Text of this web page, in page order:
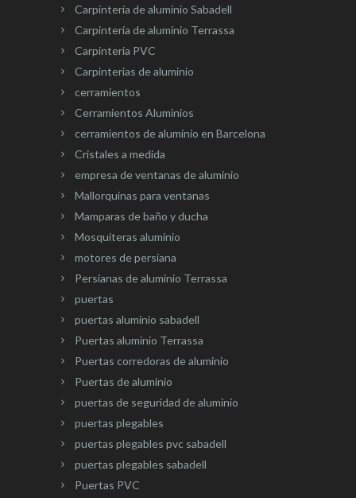
Carpintería de aluminio Sabadell
Carpintería de aluminio Terrassa
Carpinteria PVC
Carpinterias de aluminio
cerramientos
Cerramientos Aluminios
cerramientos de aluminio en Barcelona
Cristales a medida
empresa de ventanas de aluminio
Mallorquinas para ventanas
Mamparas de baño y ducha
Mosquiteras aluminio
motores de persiana
Persianas de aluminio Terrassa
puertas
puertas aluminio sabadell
Puertas aluminio Terrassa
Puertas corredoras de aluminio
Puertas de aluminio
puertas de seguridad de aluminio
puertas plegables
puertas plegables pvc sabadell
puertas plegables sabadell
Puertas PVC